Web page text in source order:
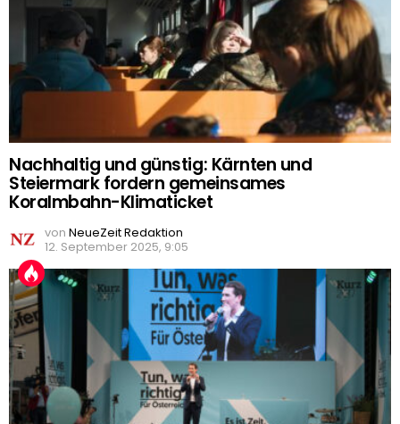
Nachhaltig und günstig: Kärnten und
Steiermark fordern gemeinsames
Koralmbahn-Klimaticket
von NeueZeit Redaktion
12. September 2025, 9:05